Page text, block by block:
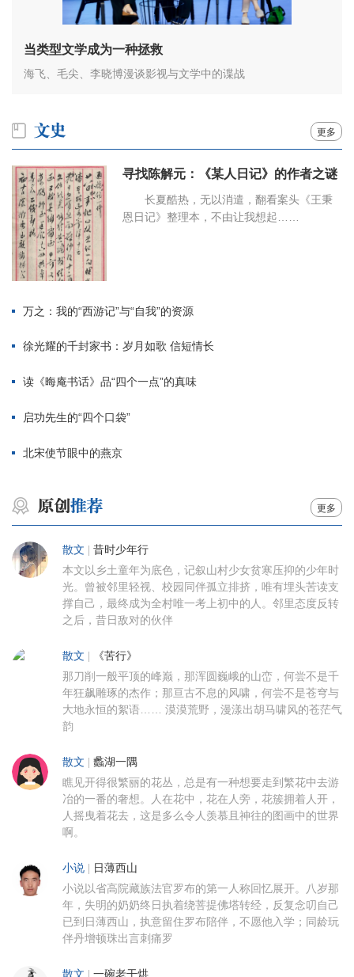
当类型文学成为一种拯救
海飞、毛尖、李晓博漫谈影视与文学中的谍战
更多
寻找陈解元：《某人日记》的作者之谜
长夏酷热，无以消遣，翻看案头《王秉
恩日记》整理本，不由让我想起……
万之：我的“西游记”与“自我”的资源
徐光耀的千封家书：岁月如歌 信短情长
读《晦庵书话》品“四个一点”的真味
启功先生的“四个口袋”
北宋使节眼中的燕京
更多
散文 昔时少年行
本文以乡土童年为底色，记叙山村少女贫寒压抑的少年时
光。曾被邻里轻视、校园同伴孤立排挤，唯有埋头苦读支
撑自己，最终成为全村唯一考上初中的人。邻里态度反转
之后，昔日敌对的伙伴
散文 《苦行》
那刀削一般平顶的峰巅，那浑圆巍峨的山峦，何尝不是千
年狂飙雕琢的杰作；那亘古不息的风啸，何尝不是苍穹与
大地永恒的絮语…… 漠漠荒野，漫漾出胡马啸风的苍茫气
韵
散文 蠡湖一隅
瞧见开得很繁丽的花丛，总是有一种想要走到繁花中去游
冶的一番的奢想。人在花中，花在人旁，花簇拥着人开，
人摇曳着花去，这是多么令人羡慕且神往的图画中的世界
啊。
小说 日薄西山
小说以省高院藏族法官罗布的第一人称回忆展开。八岁那
年，失明的奶奶终日执着绕菩提佛塔转经，反复念叨自己
已到日薄西山，执意留住罗布陪伴，不愿他入学；同龄玩
伴丹增顿珠出言刺痛罗
散文 一碗老干烘